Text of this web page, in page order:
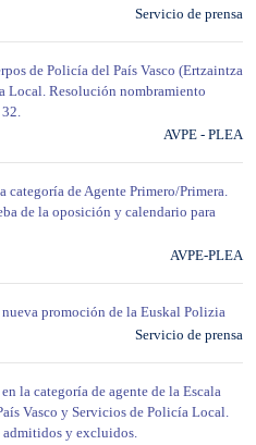
Servicio de prensa
de Policía del País Vasco (Ertzaintza
Local. Resolución nombramiento
AVPE - PLEA
de Agente Primero/Primera.
de la oposición y calendario para
AVPE-PLEA
promoción de la Euskal Polizia
Servicio de prensa
la categoría de agente de la Escala
Vasco y Servicios de Policía Local.
y excluidos.